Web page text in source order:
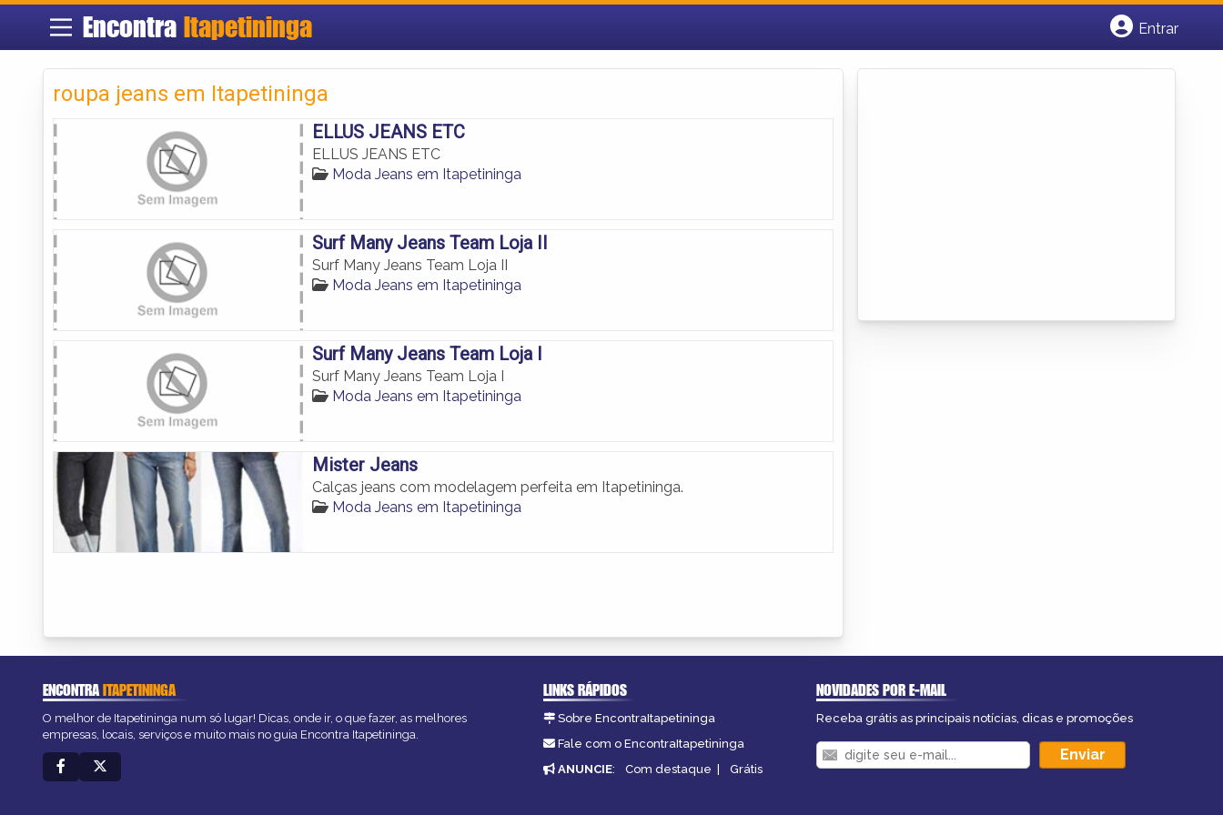
Encontra Itapetininga
Entrar
roupa jeans em Itapetininga
ELLUS JEANS ETC
ELLUS JEANS ETC
Moda Jeans em Itapetininga
Surf Many Jeans Team Loja II
Surf Many Jeans Team Loja II
Moda Jeans em Itapetininga
Surf Many Jeans Team Loja I
Surf Many Jeans Team Loja I
Moda Jeans em Itapetininga
Mister Jeans
Calças jeans com modelagem perfeita em Itapetininga.
Moda Jeans em Itapetininga
ENCONTRAITAPETININGA
O melhor de Itapetininga num só lugar! Dicas, onde ir, o que fazer, as melhores
empresas, locais, serviços e muito mais no guia Encontra Itapetininga.
LINKS RÁPIDOS
Sobre EncontraItapetininga
Fale com o EncontraItapetininga
ANUNCIE: Com destaque | Grátis
NOVIDADES POR E-MAIL
Receba grátis as principais notícias, dicas e promoções